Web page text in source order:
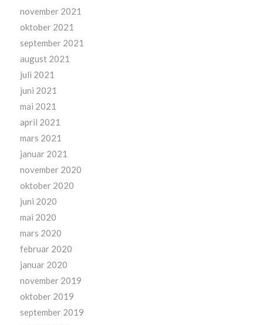
november 2021
oktober 2021
september 2021
august 2021
juli 2021
juni 2021
mai 2021
april 2021
mars 2021
januar 2021
november 2020
oktober 2020
juni 2020
mai 2020
mars 2020
februar 2020
januar 2020
november 2019
oktober 2019
september 2019